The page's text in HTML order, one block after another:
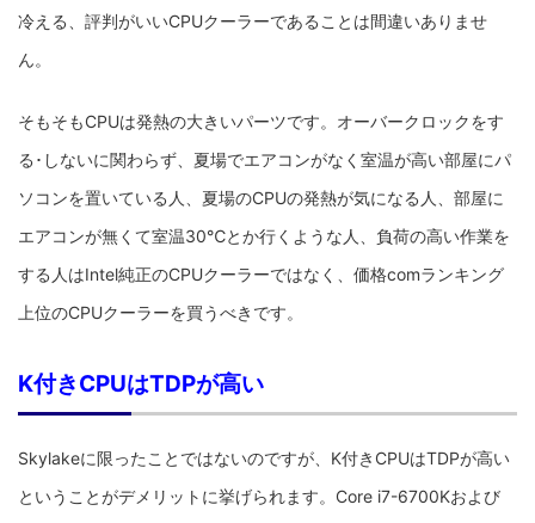
冷える、評判がいいCPUクーラーであることは間違いありませ
ん。
そもそもCPUは発熱の大きいパーツです。オーバークロックをす
る･しないに関わらず、夏場でエアコンがなく室温が高い部屋にパ
ソコンを置いている人、夏場のCPUの発熱が気になる人、部屋に
エアコンが無くて室温30℃とか行くような人、負荷の高い作業を
する人はIntel純正のCPUクーラーではなく、価格comランキング
上位のCPUクーラーを買うべきです。
K付きCPUはTDPが高い
Skylakeに限ったことではないのですが、K付きCPUはTDPが高い
ということがデメリットに挙げられます。Core i7-6700Kおよび